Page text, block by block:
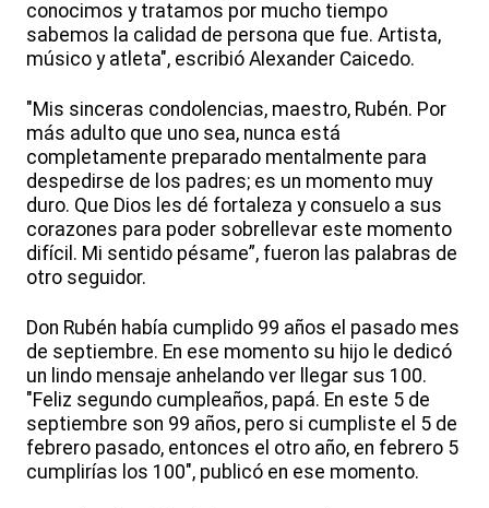
conocimos y tratamos por mucho tiempo
sabemos la calidad de persona que fue. Artista,
músico y atleta", escribió Alexander Caicedo.
"Mis sinceras condolencias, maestro, Rubén. Por
más adulto que uno sea, nunca está
completamente preparado mentalmente para
despedirse de los padres; es un momento muy
duro. Que Dios les dé fortaleza y consuelo a sus
corazones para poder sobrellevar este momento
difícil. Mi sentido pésame”, fueron las palabras de
otro seguidor.
Don Rubén había cumplido 99 años el pasado mes
de septiembre. En ese momento su hijo le dedicó
un lindo mensaje anhelando ver llegar sus 100.
"Feliz segundo cumpleaños, papá. En este 5 de
septiembre son 99 años, pero si cumpliste el 5 de
febrero pasado, entonces el otro año, en febrero 5
cumplirías los 100", publicó en ese momento.